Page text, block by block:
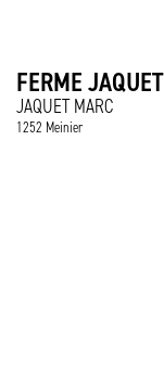
FERME JAQUET
JAQUET MARC
1252 Meinier